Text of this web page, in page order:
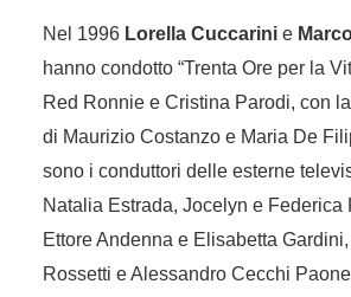
Nel 1996 Lorella Cuccarini e
hanno condotto “Trenta Ore per la
Red Ronnie e Cristina Parodi, con
di Maurizio Costanzo e Maria De
sono i conduttori delle esterne
Natalia Estrada, Jocelyn e Federica
Ettore Andenna e Elisabetta
Rossetti e Alessandro Cecchi